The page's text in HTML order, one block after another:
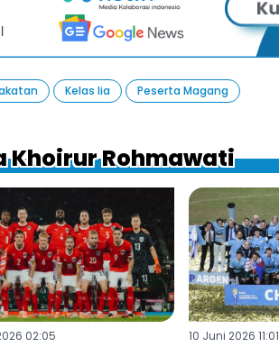
Kelas Iia Peserta Magang
Khoirur Rohmawati
02:05 10 Juni 2026 11:01